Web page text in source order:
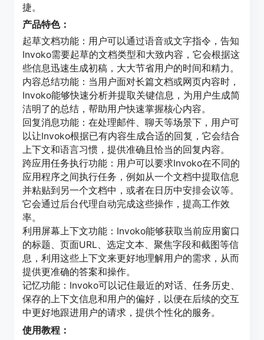
捷。
产品特色：
起草文档功能：用户可以通过语音或文字指令，告知
Invoko需要起草的文档类型和大致内容，它会根据这
些信息迅速生成初稿，大大节省用户的时间和精力。
内容总结功能：当用户面对长篇文档或网页内容时，
Invoko能够快速分析并提取关键信息，为用户生成简
洁明了的总结，帮助用户快速掌握核心内容。
回复消息功能：在处理邮件、聊天等场景下，用户可
以让Invoko根据已有内容生成合适的回复，它会结合
上下文和语言习惯，提供准确且恰当的回复内容。
跨应用任务执行功能：用户可以要求Invoko在不同的
应用程序之间执行任务，例如从一个文档中提取信息
并粘贴到另一个文档中，或者在日历中安排会议等。
它会通过后台代理自动完成这些操作，提高工作效
率。
利用屏幕上下文功能：Invoko能够获取当前应用窗口
的标题、页面URL、选定文本、聚焦字段和截图等信
息，利用这些上下文来更好地理解用户的需求，从而
提供更准确的答案和操作。
记忆功能：Invoko可以记住最近的对话、任务历史、
保存的上下文信息和用户的偏好，以便在后续的交互
中更好地跟进用户的请求，提供个性化的服务。
使用教程：